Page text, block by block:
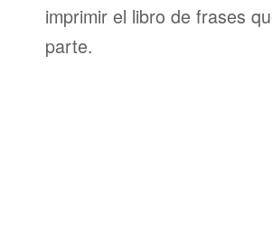
imprimir el libro de frases
parte.